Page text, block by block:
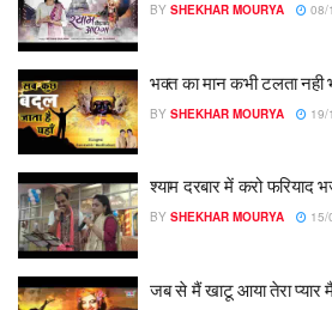
BY SHEKHAR MOURYA 08/
भक्त का मान कभी टलता
BY SHEKHAR MOURYA 19/
श्याम दरबार में करो फरियाद
BY SHEKHAR MOURYA 15/
जब से मैं खाटू आया तेरा प्यार